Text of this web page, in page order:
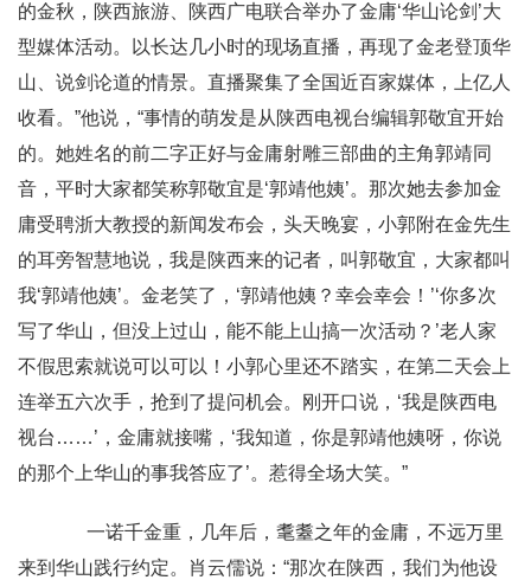
的金秋，陕西旅游、陕西广电联合举办了金庸‘华山论剑’大
型媒体活动。以长达几小时的现场直播，再现了金老登顶华
山、说剑论道的情景。直播聚集了全国近百家媒体，上亿人
收看。”他说，“事情的萌发是从陕西电视台编辑郭敬宜开始
的。她姓名的前二字正好与金庸射雕三部曲的主角郭靖同
音，平时大家都笑称郭敬宜是‘郭靖他姨’。那次她去参加金
庸受聘浙大教授的新闻发布会，头天晚宴，小郭附在金先生
的耳旁智慧地说，我是陕西来的记者，叫郭敬宜，大家都叫
我‘郭靖他姨’。金老笑了，‘郭靖他姨？幸会幸会！’‘你多次
写了华山，但没上过山，能不能上山搞一次活动？’老人家
不假思索就说可以可以！小郭心里还不踏实，在第二天会上
连举五六次手，抢到了提问机会。刚开口说，‘我是陕西电
视台……’，金庸就接嘴，‘我知道，你是郭靖他姨呀，你说
的那个上华山的事我答应了’。惹得全场大笑。”
一诺千金重，几年后，耄耋之年的金庸，不远万里
来到华山践行约定。肖云儒说：“那次在陕西，我们为他设